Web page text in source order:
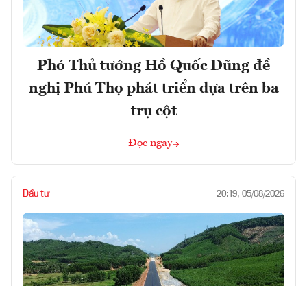
Phó Thủ tướng Hồ Quốc Dũng đề
nghị Phú Thọ phát triển dựa trên ba
trụ cột
Đọc ngay
Đầu tư 20:19, 05/08/2026